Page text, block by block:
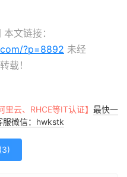
文链接：
?p=8892 未经
载！
里云、RHCE等IT认证】 最快一
服微信：hwkstk
3)